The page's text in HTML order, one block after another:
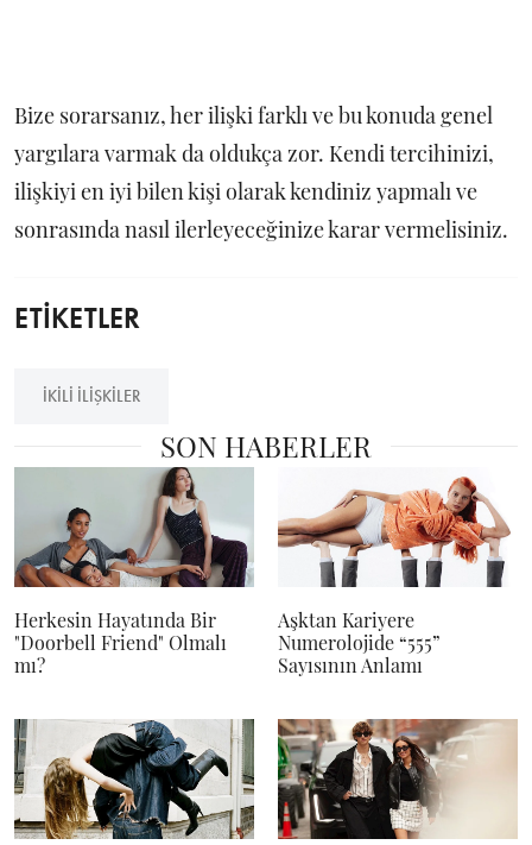
Bize sorarsanız, her ilişki farklı ve bu konuda genel
yargılara varmak da oldukça zor. Kendi tercihinizi,
ilişkiyi en iyi bilen kişi olarak kendiniz yapmalı ve
sonrasında nasıl ilerleyeceğinize karar vermelisiniz.
ETİKETLER
IKILI ILIŞKILER
SON HABERLER
Herkesin Hayatında Bir
"Doorbell Friend" Olmalı
mı?
Aşktan Kariyere
Numerolojide “555”
Sayısının Anlamı